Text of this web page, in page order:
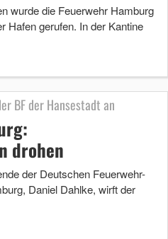
wurde die Feuerwehr Hamburg
Hafen gerufen. In der Kantine
BF der Hansestadt an
drohen
der Deutschen Feuerwehr-
Daniel Dahlke, wirft der